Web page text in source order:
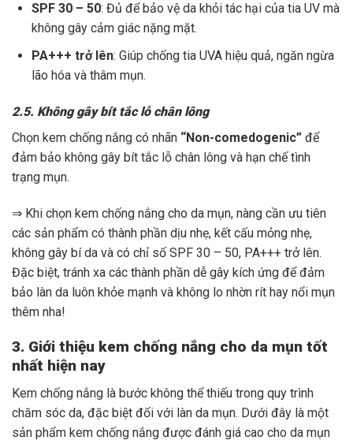
SPF 30 – 50: Đủ để bảo vệ da khỏi tác hại của tia UV mà
không gây cảm giác nặng mặt.
PA+++ trở lên: Giúp chống tia UVA hiệu quả, ngăn ngừa
lão hóa và thâm mụn.
2.5. Không gây bít tắc lỗ chân lông
Chọn kem chống nắng có nhãn “Non-comedogenic” để
đảm bảo không gây bít tắc lỗ chân lông và hạn chế tình
trạng mụn.
⇒ Khi chọn kem chống nắng cho da mụn, nàng cần ưu tiên
các sản phẩm có thành phần dịu nhẹ, kết cấu mỏng nhẹ,
không gây bí da và có chỉ số SPF 30 – 50, PA+++ trở lên.
Đặc biệt, tránh xa các thành phần dễ gây kích ứng để đảm
bảo làn da luôn khỏe mạnh và không lo nhờn rít hay nổi mụn
thêm nha!
3. Giới thiệu kem chống nắng cho da mụn tốt
nhất hiện nay
Kem chống nắng là bước không thể thiếu trong quy trình
chăm sóc da, đặc biệt đối với làn da mụn. Dưới đây là một
sản phẩm kem chống nắng được đánh giá cao cho da mụn